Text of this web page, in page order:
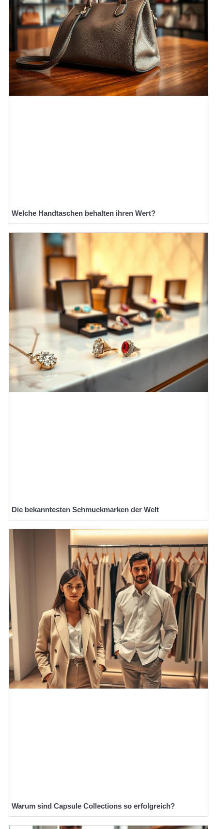
Welche Handtaschen behalten ihren Wert?
Die bekanntesten Schmuckmarken der Welt
Warum sind Capsule Collections so erfolgreich?